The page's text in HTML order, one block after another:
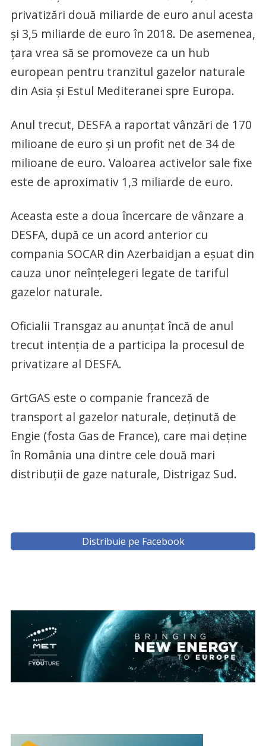
privatizări două miliarde de euro anul acesta
şi 3,5 miliarde de euro în 2018. De asemenea,
ţara vrea să se promoveze ca un hub
european pentru tranzitul gazelor naturale
din Asia şi Estul Mediteranei spre Europa.
Anul trecut, DESFA a raportat vânzări de 170
milioane de euro şi un profit net de 34 de
milioane de euro. Valoarea activelor sale fixe
este de aproximativ 1,3 miliarde de euro.
Aceasta este a doua încercare de vânzare a
DESFA, după ce un acord anterior cu
compania SOCAR din Azerbaidjan a eşuat din
cauza unor neînţelegeri legate de tariful
gazelor naturale.
Oficialii Transgaz au anunţat încă de anul
trecut intenţia de a participa la procesul de
privatizare al DESFA.
GrtGAS este o companie franceză de
transport al gazelor naturale, deţinută de
Engie (fosta Gas de France), care mai deţine
în România una dintre cele două mari
distribuţii de gaze naturale, Distrigaz Sud.
Distribuie pe Facebook